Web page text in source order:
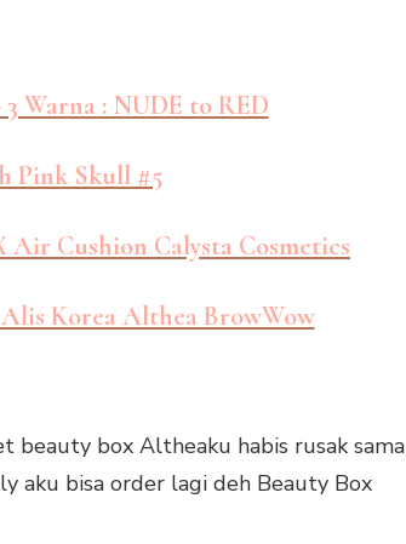
Warna : NUDE to RED
Pink Skull #5
Cushion Calysta Cosmetics
Korea Althea BrowWow
beauty box Altheaku habis rusak sama
aku bisa order lagi deh Beauty Box